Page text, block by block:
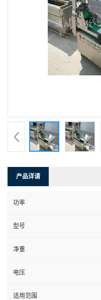
产品详请
功率
型号
净重
电压
适用范围